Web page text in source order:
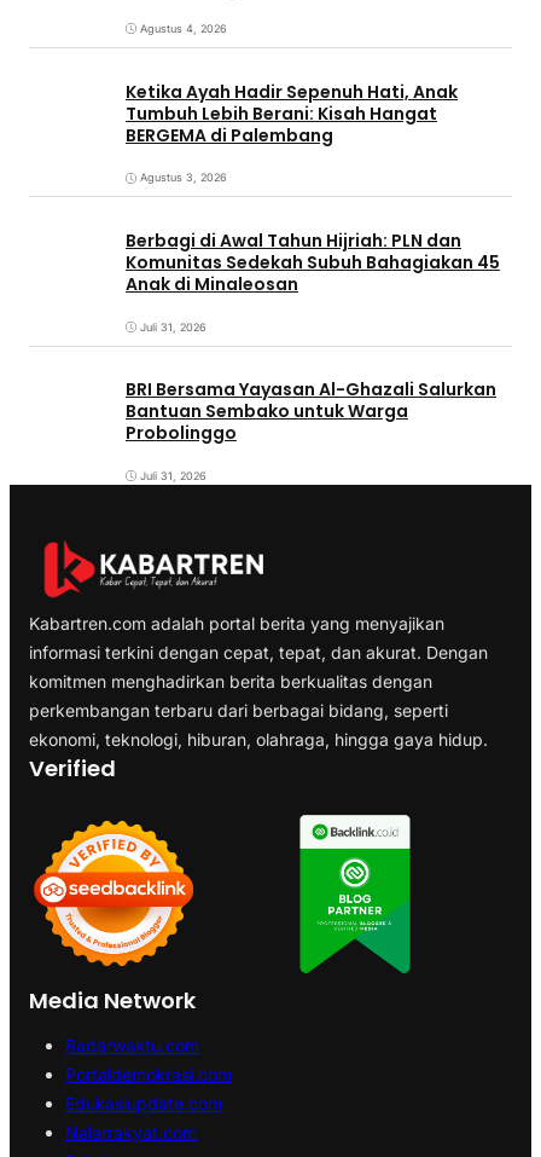
Agustus 4, 2026
Ketika Ayah Hadir Sepenuh Hati, Anak
Tumbuh Lebih Berani: Kisah Hangat
BERGEMA di Palembang
Agustus 3, 2026
Berbagi di Awal Tahun Hijriah: PLN dan
Komunitas Sedekah Subuh Bahagiakan 45
Anak di Minaleosan
Juli 31, 2026
BRI Bersama Yayasan Al-Ghazali Salurkan
Bantuan Sembako untuk Warga
Probolinggo
Juli 31, 2026
Kabartren.com adalah portal berita yang menyajikan
informasi terkini dengan cepat, tepat, dan akurat. Dengan
komitmen menghadirkan berita berkualitas dengan
perkembangan terbaru dari berbagai bidang, seperti
ekonomi, teknologi, hiburan, olahraga, hingga gaya hidup.
Verified
Media Network
Radarwaktu.com
Portaldemokrasi.com
Edukasiupdate.com
Nalarrakyat.com